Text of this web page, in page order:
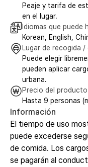
Peaje y tarifa de
en el lugar.
Idiomas que
Korean, English,
Lugar de recogida /
Puede elegir
pueden aplicar
urbana.
Precio del producto
Hasta 9 personas
Información
El tiempo de uso
puede excederse
de comida. Los
se pagarán al